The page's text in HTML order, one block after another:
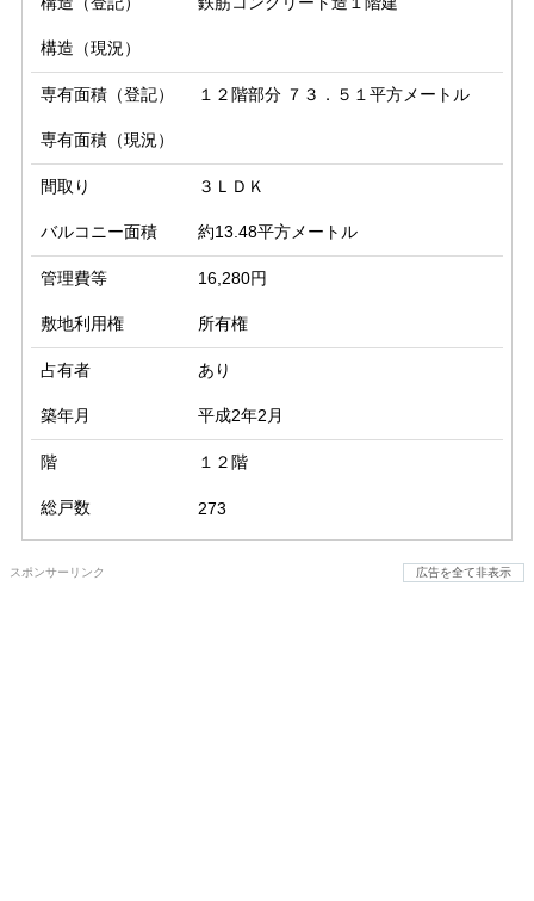
構造（現況）
専有面積（登記） １２階部分 ７３．５１平方メートル
専有面積（現況）
間取り ３ＬＤＫ
バルコニー面積 約13.48平方メートル
管理費等 16,280円
敷地利用権 所有権
占有者 あり
築年月 平成2年2月
階 １２階
総戸数 273
スポンサーリンク 広告を全て非表示